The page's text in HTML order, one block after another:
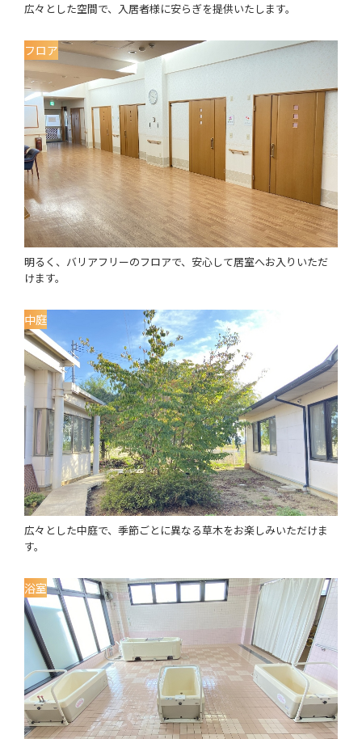
広々とした空間で、入居者様に安らぎを提供いたします。
フロア
明るく、バリアフリーのフロアで、安心して居室へお入りいただ
けます。
中庭
広々とした中庭で、季節ごとに異なる草木をお楽しみいただけま
す。
浴室